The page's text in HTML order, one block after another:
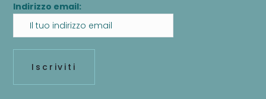
Indirizzo email: